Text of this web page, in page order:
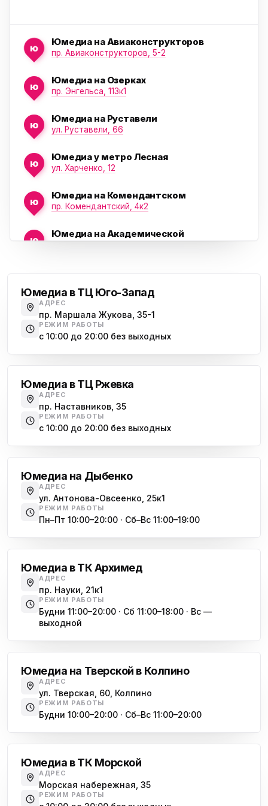
ю
Юмедиа на Авиаконструкторов
пр. Авиаконструкторов, 5-2
ю
Юмедиа на Озерках
пр. Энгельса, 113к1
ю
Юмедиа на Руставели
ул. Руставели, 66
ю
Юмедиа у метро Лесная
ул. Харченко, 12
ю
Юмедиа на Комендантском
пр. Комендантский, 4к2
ю
Юмедиа на Академической
Юмедиа на Наставников
пр. Наставников 35
ю
Юмедиа в ТК Юго-Запад
пр. Маршала Жукова, 35-1
Юмедиа на Космонавтов
ю ул. Белы Куна, 24к1
ю
Юмедиа в Купчино
ул. Будапештская, 87-3
Юмедиа Сервис в Колпино
ю
Юмедиа во Всеволожске
пр. Христиновский 28, Всеволожск
Юмедиа в ТЦ Юго-Запад
АДРЕС
пр. Маршала Жукова, 35-1
РЕЖИМ РАБОТЫ
с 10:00 до 20:00 без выходных
Юмедиа в ТЦ Ржевка
АДРЕС
пр. Наставников, 35
РЕЖИМ РАБОТЫ
с 10:00 до 20:00 без выходных
Юмедиа на Дыбенко
АДРЕС
ул. Антонова-Овсеенко, 25к1
РЕЖИМ РАБОТЫ
Пн–Пт 10:00–20:00 · Сб–Вс 11:00–19:00
Юмедиа в ТК Архимед
АДРЕС
пр. Науки, 21к1
РЕЖИМ РАБОТЫ
Будни 11:00–20:00 · Сб 11:00–18:00 · Вс —
выходной
Юмедиа на Тверской в Колпино
АДРЕС
ул. Тверская, 60, Колпино
РЕЖИМ РАБОТЫ
Будни 10:00–20:00 · Сб–Вс 11:00–20:00
Юмедиа в ТК Морской
АДРЕС
Морская набережная, 35
РЕЖИМ РАБОТЫ